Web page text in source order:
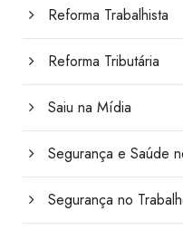
Reforma Trabalhista
Reforma Tributária
Saiu na Mídia
Segurança e Saúde
Segurança no